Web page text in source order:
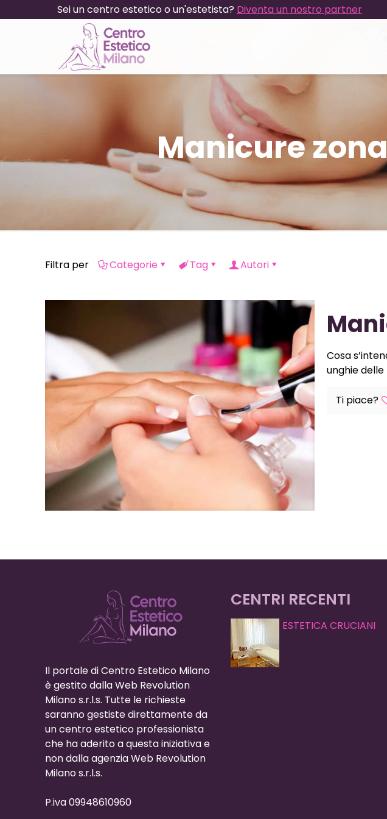
Sei un centro estetico o un'estetista? Diventa un nostro partner
Manicure
Filtra per Categorie Tag Autori
Cosa
unghie
Ti piace?
Il portale di Centro Estetico Milano
è gestito dalla Web Revolution
Milano s.r.l.s. Tutte le richieste
saranno gestiste direttamente da
un centro estetico professionista
che ha aderito a questa iniziativa e
non dalla agenzia Web Revolution
Milano s.r.l.s.
P.iva 09948610960
CENTRI RECENTI
ESTETICA CRUCIANI